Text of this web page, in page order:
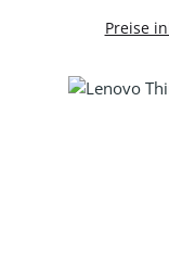
Preise